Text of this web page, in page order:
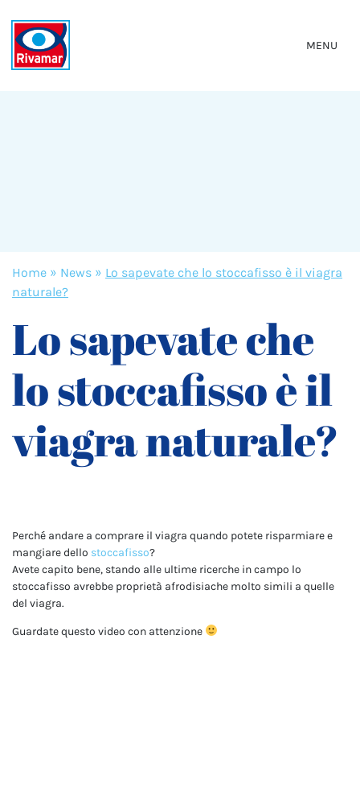
MENU
Home » News » Lo sapevate che lo stoccafisso è il viagra
naturale?
Lo sapevate che
lo stoccafisso è il
viagra naturale?
Perché andare a comprare il viagra quando potete risparmiare e
mangiare dello stoccafisso?
Avete capito bene, stando alle ultime ricerche in campo lo
stoccafisso avrebbe proprietà afrodisiache molto simili a quelle
del viagra.
Guardate questo video con attenzione